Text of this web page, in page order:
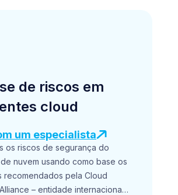
de riscos em
cloud
um especialista
os riscos de segurança do
nuvem usando como base os
recomendados pela Cloud
– entidade internacional